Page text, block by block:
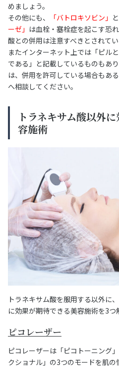
めましょう。
その他にも、
「バトロキソビン」
ーゼ」 は血栓・塞栓症を起こす恐
酸との併用は注意すべきとされてい
またインターネット上では「ピル
である」と記載しているものもあ
は、併用を許可している場合もあ
へ相談してください。
トラネキサム酸以外
容施術
トラネキサム酸を服用する以外に
に効果が期待できる美容施術を3つ
ピコレーザー
ピコレーザーは「ピコトーニング
クショナル」の3つのモードを肌